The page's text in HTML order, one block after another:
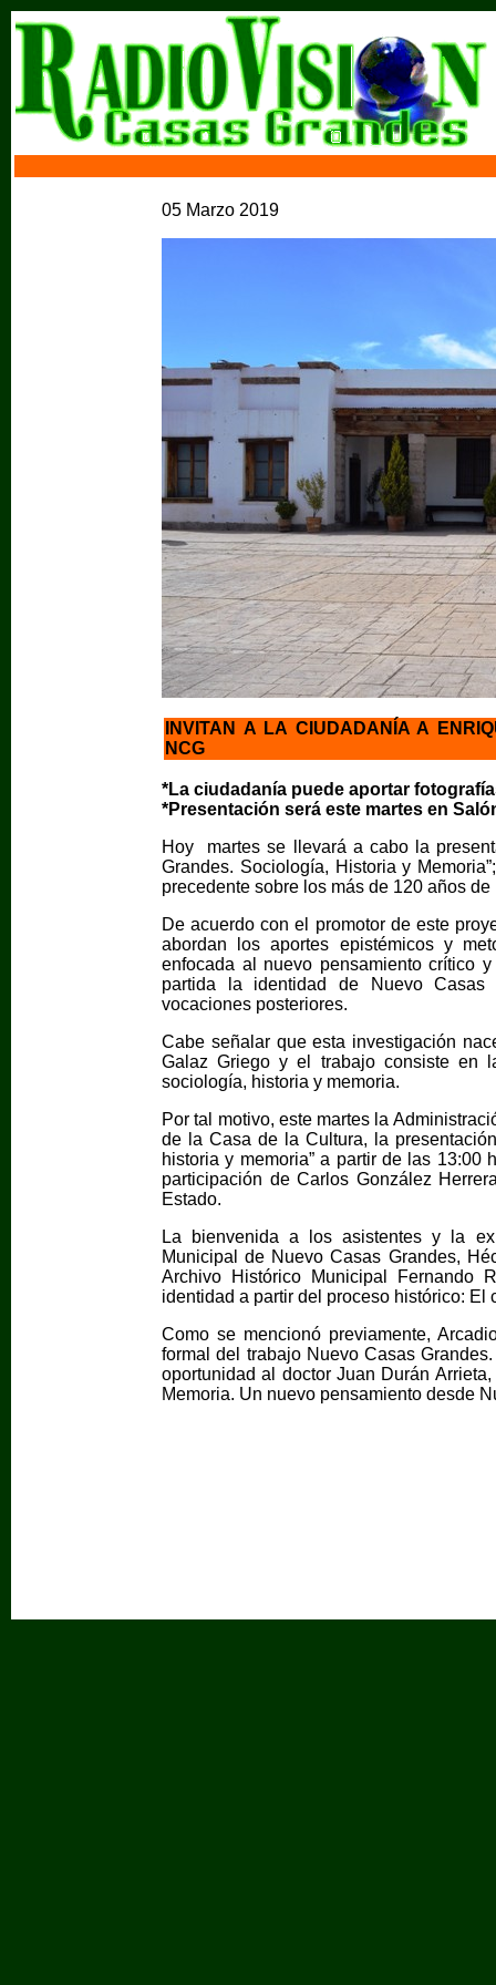
05 Marzo 2019
INVITAN A LA CIUDADANÍA A
NCG
*La ciudadanía puede aportar
*Presentación será este martes en
Hoy martes se llevará a cabo la
Grandes. Sociología, Historia y
precedente sobre los más de 120 años
De acuerdo con el promotor de este
abordan los aportes epistémicos y
enfocada al nuevo pensamiento crítico
partida la identidad de Nuevo Casas
vocaciones posteriores.
Cabe señalar que esta investigación
Galaz Griego y el trabajo consiste en
sociología, historia y memoria.
Por tal motivo, este martes la
de la Casa de la Cultura, la
historia y memoria” a partir de las
participación de Carlos González
Estado.
La bienvenida a los asistentes y la
Municipal de Nuevo Casas Grandes,
Archivo Histórico Municipal Fernando
identidad a partir del proceso histórico: El
Como se mencionó previamente,
formal del trabajo Nuevo Casas
oportunidad al doctor Juan Durán
Memoria. Un nuevo pensamiento desde